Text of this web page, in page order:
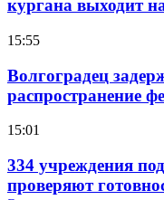
кургана выходит
15:55
Волгоградец
распространение
15:01
334 учреждения
проверяют